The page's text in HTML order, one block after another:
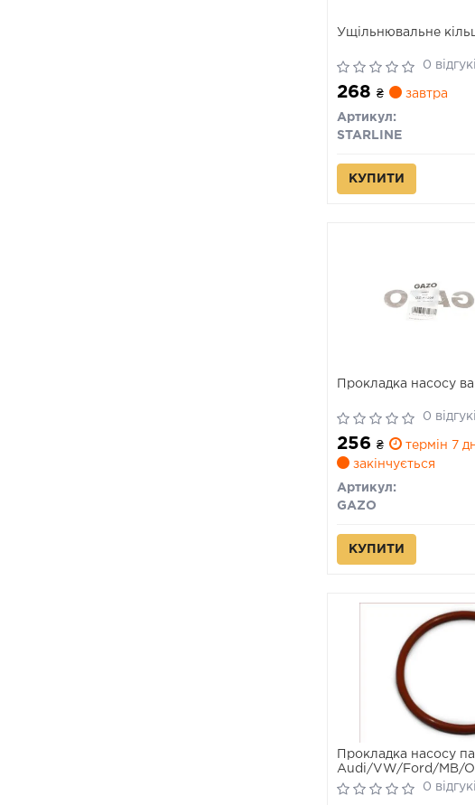
Ущільнювальне
0
268 ₴ завтра
Артикул:
STARLINE
КУПИТИ
Прокладка насосу
0
256 ₴
термін 7
закінчується
Артикул:
GAZO
КУПИТИ
Прокладка насосу
Audi/VW/Ford/MB/
(31.5x2mm)
0